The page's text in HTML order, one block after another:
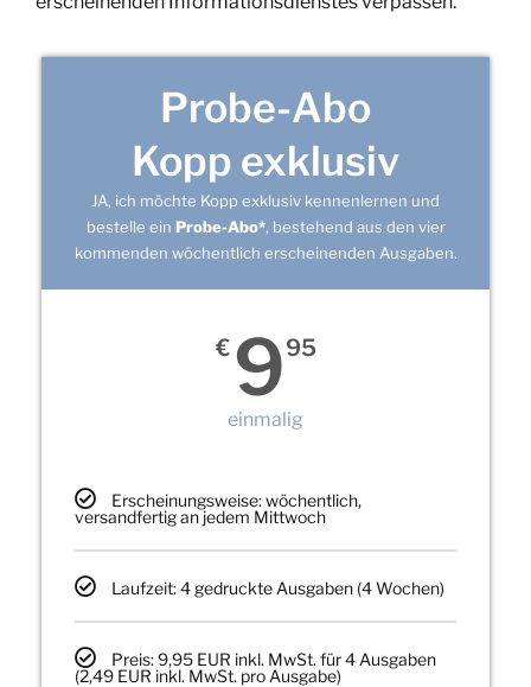
Probe-Abo
Kopp exklusiv
JA, ich möchte Kopp exklusiv kennenlernen und
bestelle ein Probe-Abo*, bestehend aus den vier
kommenden wöchentlich erscheinenden Ausgaben.
€ 995
einmalig
Erscheinungsweise: wöchentlich,
versandfertig an jedem Mittwoch
Laufzeit: 4 gedruckte Ausgaben (4 Wochen)
Preis: 9,95 EUR inkl. MwSt. für 4 Ausgaben
(2,49 EUR inkl. MwSt. pro Ausgabe)